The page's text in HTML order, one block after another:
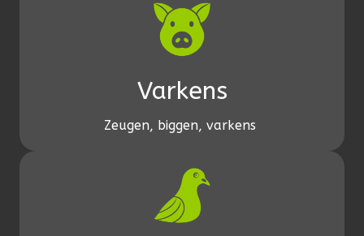
Varkens
Zeugen, biggen, varkens